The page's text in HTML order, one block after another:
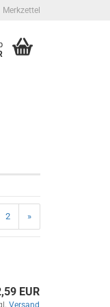
Merkzettel
2 »
EUR
Versand